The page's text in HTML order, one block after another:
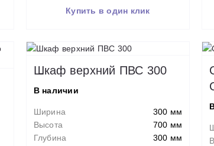
Купить в один клик
Шкаф верхний ПВС 300
В наличии
Ширина
300 мм
Высота
700 мм
Глубина
300 мм